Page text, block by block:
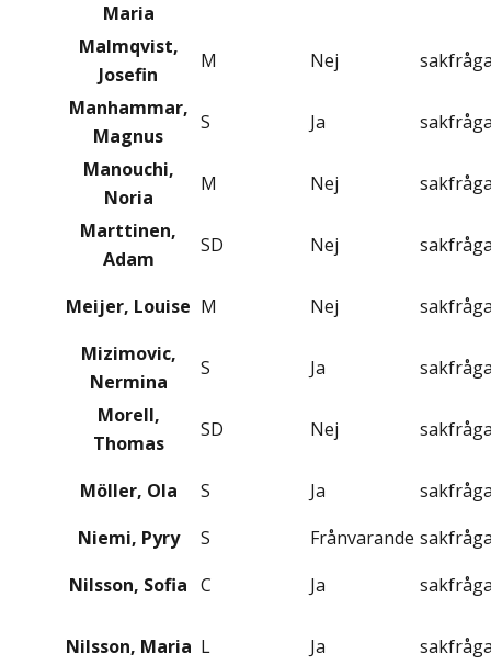
Maria
Malmqvist,
Josefin
M Nej
Manhammar,
Magnus
S Ja
Manouchi,
Noria
M Nej
Marttinen,
Adam
SD Nej
Meijer, Louise M Nej
Mizimovic,
Nermina
S Ja
Morell,
Thomas
SD Nej
Möller, Ola S Ja
Niemi, Pyry
S Frånvarande
Nilsson, Sofia C Ja
Nilsson, Maria L Ja